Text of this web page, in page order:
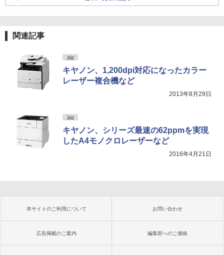
関連記事
.biz
キヤノン、1,200dpi対応になったカラー
レーザー複合機など
2013年8月29日
.biz
キヤノン、シリーズ最速の62ppmを実現
したA4モノクロレーザーなど
2016年4月21日
本サイトのご利用について お問い合わせ
広告掲載のご案内 編集部へのご連絡